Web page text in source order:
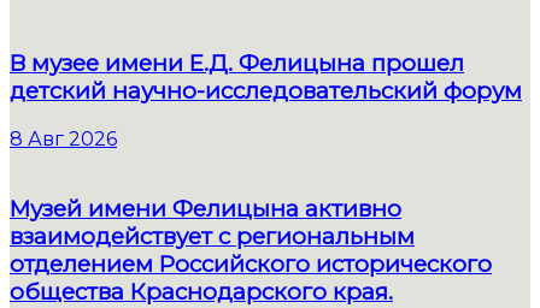
В музее имени Е.Д. Фелицына прошел
детский научно-исследовательский форум
8 Авг 2026
Музей имени Фелицына активно
взаимодействует с региональным
отделением Российского исторического
общества Краснодарского края.